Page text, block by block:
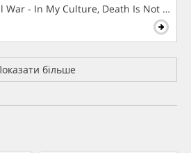
War - In My Culture, Death Is Not The
більше